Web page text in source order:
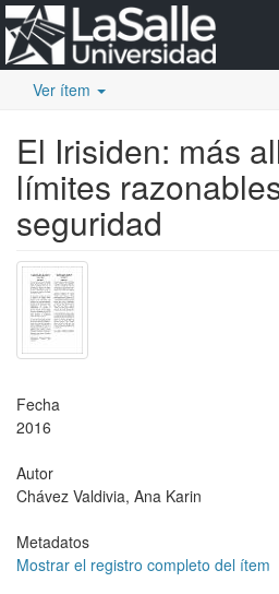
Ver ítem
El Irisiden: más
límites
seguridad
Fecha
2016
Autor
Chávez Valdivia, Ana Karin
Metadatos
Mostrar el registro completo del ítem